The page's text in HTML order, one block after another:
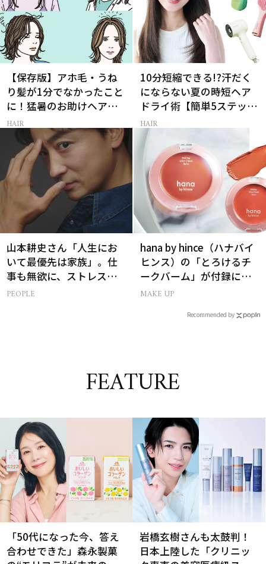
【保存版】アホ毛・うね
り髪が1分でなかったこと
に！猛暑のお助けヘアア
イテム16選
HAIR
10分短縮できる!?汗だく
にならない夏の時短ヘア
ドライ術【簡単5ステッ
プ】
HAIR
山本耕史さん「人生にお
いて最優先は家族」。仕
事も無欲に、ストレスを
溜めない生き方
PEOPLE
hana by hince（ハナバイ
ヒンス）の「とろけるチ
ークバーム」が付録に！
美ST2026年9月号付録情
MAKE UP
Recommended by
FEATURE
「50代になった今、答え
合わせできた」森永製菓
岩橋玄樹さんも太鼓判！
日本上陸した「クリニッ